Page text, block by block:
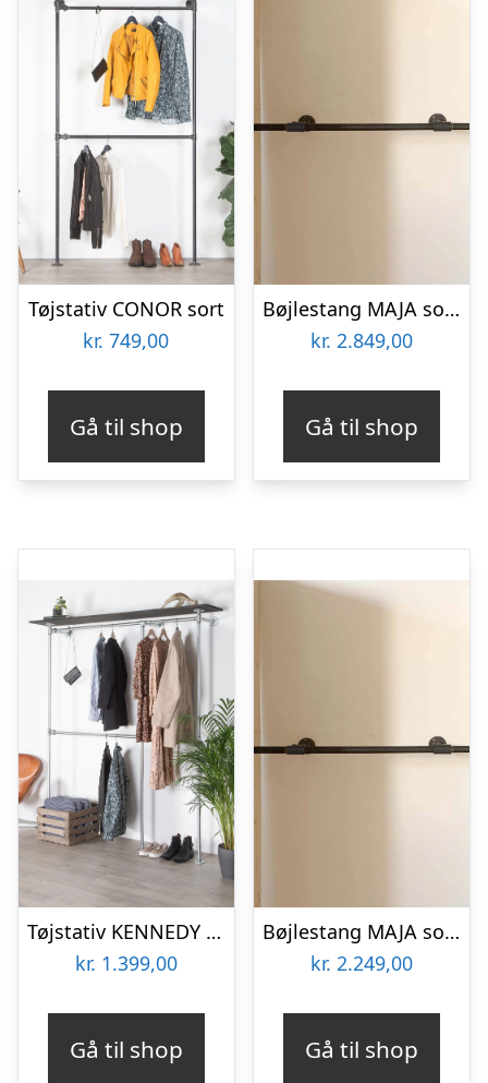
Tøjstativ CONOR sort
kr. 749,00
Gå til shop
Bøjlestang MAJA sort – bestil på specialmål
kr. 2.849,00
Gå til shop
Tøjstativ KENNEDY sølv med hylde
kr. 1.399,00
Gå til shop
Bøjlestang MAJA sort med hylde – Bestil på specialmål (hylden er ikke vist på billedet)
kr. 2.249,00
Gå til shop